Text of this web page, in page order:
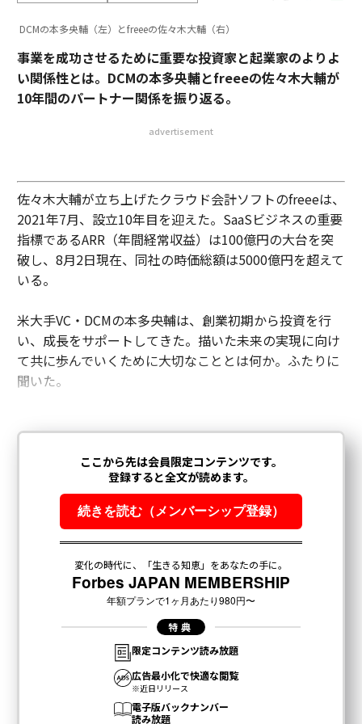
DCMの本多央輔（左）とfreeeの佐々木大輔（右）
事業を成功させるために重要な投資家と起業家のよりよ
い関係性とは。DCMの本多央輔とfreeeの佐々木大輔が
10年間のパートナー関係を振り返る。
advertisement
佐々木大輔が立ち上げたクラウド会計ソフトのfreeeは、
2021年7月、設立10年目を迎えた。SaaSビジネスの重要
指標であるARR（年間経常収益）は100億円の大台を突
破し、8月2日現在、同社の時価総額は5000億円を超えて
いる。
米大手VC・DCMの本多央輔は、創業初期から投資を行
い、成長をサポートしてきた。描いた未来の実現に向け
て共に歩んでいくために大切なこととは何か。ふたりに
聞いた。